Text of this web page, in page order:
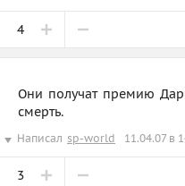
4
Они получат премию
смерть.
Написал sp-world 11.04.07 в
3